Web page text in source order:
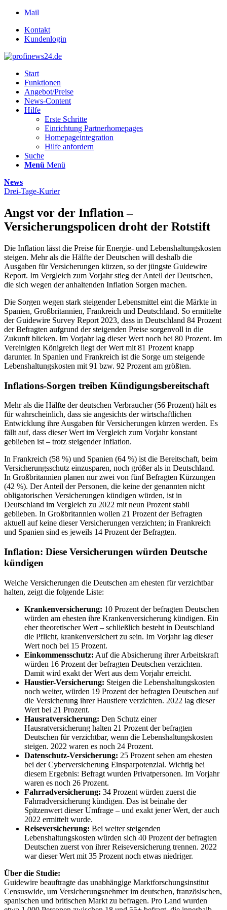
Mail
Kontakt
Kundenlogin
Start
Funktionen
Angebot/Preise
News-Content
Hilfe
Erste Schritte
Einrichtung Partnerhomepages
Homepageintegration
Hilfe anfordern
Suche
Menü Menü
News
Drei-Tage-Kurier
Angst vor der Inflation –
Versicherungspolicen droht der Rotstift
Die Inflation lässt die Preise für Energie- und Lebenshaltungskosten
steigen. Mehr als die Hälfte der Deutschen will deshalb die
Ausgaben für Versicherungen kürzen, so der jüngste Guidewire
Report. Im Vergleich zum Vorjahr stieg der Anteil der Deutschen,
die sich wegen der anhaltenden Inflation Sorgen machen.
Die Sorgen wegen stark steigender Lebensmittel eint die Märkte in
Spanien, Großbritannien, Frankreich und Deutschland. So ermittelte
der Guidewire Survey Report 2023, dass in Deutschland 84 Prozent
der Befragten aufgrund der steigenden Preise sorgenvoll in die
Zukunft blicken. Im Vorjahr lag dieser Wert noch bei 80 Prozent. Im
Vereinigten Königreich liegt der Wert mit 81 Prozent knapp
darunter. In Spanien und Frankreich ist die Sorge um steigende
Lebenshaltungskosten mit 91 bzw. 92 Prozent am größten.
Inflations-Sorgen treiben Kündigungsbereitschaft
Mehr als die Hälfte der deutschen Verbraucher (56 Prozent) hält es
für wahrscheinlich, dass sie angesichts der wirtschaftlichen
Entwicklung ihre Ausgaben für Versicherungen kürzen werden. Es
fällt auf, dass dieser Wert im Vergleich zum Vorjahr konstant
geblieben ist – trotz steigender Inflation.
In Frankreich (58 %) und Spanien (64 %) ist die Bereitschaft, beim
Versicherungsschutz einzusparen, noch größer als in Deutschland.
In Großbritannien planen nur zwei von fünf Befragten Kürzungen
(42 %). Der Anteil der Personen, die keine der genannten nicht
obligatorischen Versicherungen kündigen würden, ist in
Deutschland im Vergleich zu 2022 mit neun Prozent stabil
geblieben. In Großbritannien wollen 21 Prozent der Befragten
aktuell auf keine dieser Versicherungen verzichten; in Frankreich
und Spanien sind es jeweils 14 Prozent der Befragten.
Inflation: Diese Versicherungen würden Deutsche
kündigen
Welche Versicherungen die Deutschen am ehesten für verzichtbar
halten, zeigt die folgende Liste:
Krankenversicherung: 10 Prozent der befragten Deutschen
würden am ehesten ihre Krankenversicherung kündigen. Ein
eher theoretischer Wert – schließlich besteht in Deutschland
die Pflicht, krankenversichert zu sein. Im Vorjahr lag dieser
Wert noch bei 15 Prozent.
Einkommensschutz: Auf die Absicherung ihrer Arbeitskraft
würden 16 Prozent der befragten Deutschen verzichten.
Damit wird exakt der Wert aus dem Vorjahr erreicht.
Haustier-Versicherung: Steigen die Lebenshaltungskosten
noch weiter, würden 19 Prozent der befragten Deutschen auf
die Versicherung ihrer Haustiere verzichten. 2022 lag dieser
Wert bei 21 Prozent.
Hausratversicherung: Den Schutz einer
Hausratversicherung halten 21 Prozent der befragten
Deutschen für verzichtbar, wenn die Lebenshaltungskosten
steigen. 2022 waren es noch 24 Prozent.
Datenschutz-Versicherung: 25 Prozent sehen am ehesten
bei der Cyberversicherung Einsparpotenzial. Wichtig bei
diesem Ergebnis: Befragt wurden Privatpersonen. Im Vorjahr
waren es noch 26 Prozent.
Fahrradversicherung: 34 Prozent würden zuerst die
Fahrradversicherung kündigen. Das ist beinahe der
Spitzenwert dieser Umfrage – und exakt jener Wert, der auch
2022 ermittelt wurde.
Reiseversicherung: Bei weiter steigenden
Lebenshaltungskosten würden sich 40 Prozent der befragten
Deutschen zuerst von ihrer Reiseversicherung trennen. 2022
war dieser Wert mit 35 Prozent noch etwas niedriger.
Über die Studie:
Guidewire beauftragte das unabhängige Marktforschungsinstitut
Censuswide, um Versicherungsnehmer im deutschen, französischen,
spanischen und britischen Markt zu befragen. Pro Land wurden